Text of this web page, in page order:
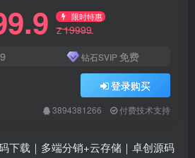
限时特惠
Z19999
钻石SVIP 免费
登录购买
3894381266 付费技术支持
下载｜多端分销+云存储｜卓创源码